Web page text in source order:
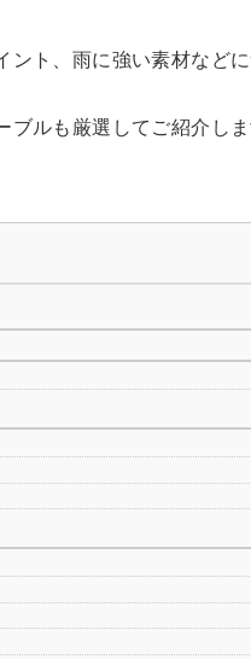
ト、雨に強い素材など
ルも厳選してご紹介し